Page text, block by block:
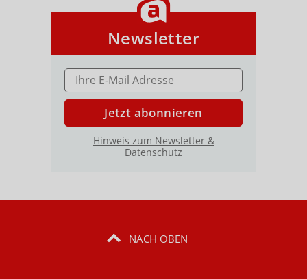
Newsletter
E-MAIL ADRESSE
Jetzt abonnieren
Hinweis zum Newsletter &
Datenschutz
NACH OBEN